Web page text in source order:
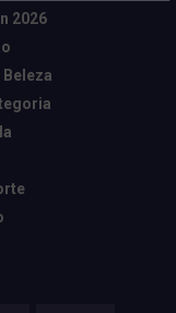
2026
Beleza